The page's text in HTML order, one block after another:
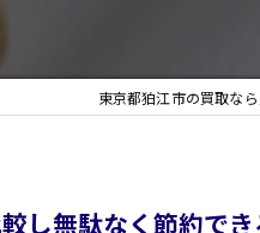
東京都狛江市の買取な
し無駄なく節約で